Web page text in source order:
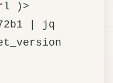
| jq